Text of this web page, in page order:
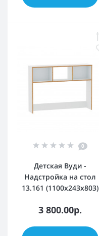
0
Детская Вуди -
Надстройка на стол
13.161 (1100х243х803)
3 800.00р.